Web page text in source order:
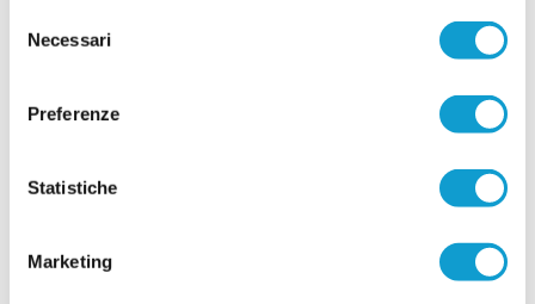
delNecessari
Preferenze
Statistiche
Marketing
programma alle ore 18:00, allo “Scarfiotti” di Potenza Picena, è stata una
ABBADIENSE. Società rinnovata e tanto
TREIA. È stata presentata ufficialmente la rosa
dell'Abbadiense che affronterà il campionato di
frazione di Santa Maria in Selva si appresta a
vivere una nuova stagione con entusiasmo,